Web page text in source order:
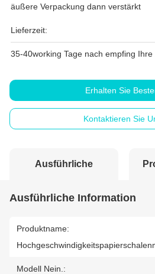
äußere Verpackung dann verstärkt
Lieferzeit:
35-40working Tage nach empfing Ihre
Erhalten Sie
Kontaktieren Sie
Ausführliche
Information
Ausführliche Information
Produktname:
Modell Nein.: